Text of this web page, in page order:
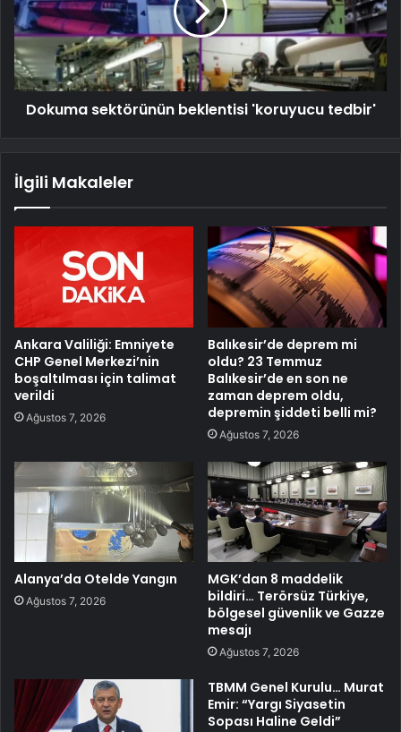
Dokuma sektörünün beklentisi 'koruyucu tedbir'
İlgili Makaleler
Ankara Valiliği: Emniyete
CHP Genel Merkezi’nin
boşaltılması için talimat
verildi
Ağustos 7, 2026
Balıkesir’de deprem mi
oldu? 23 Temmuz
Balıkesir’de en son ne
zaman deprem oldu,
depremin şiddeti belli mi?
Ağustos 7, 2026
Alanya’da Otelde Yangın
Ağustos 7, 2026
MGK’dan 8 maddelik
bildiri… Terörsüz Türkiye,
bölgesel güvenlik ve Gazze
mesajı
Ağustos 7, 2026
TBMM Genel Kurulu… Murat
Emir: “Yargı Siyasetin
Sopası Haline Geldi”